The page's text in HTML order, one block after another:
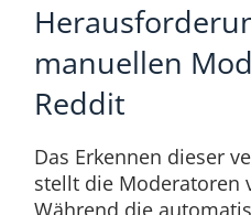
manuellen
Reddit
Das Erkennen dieser
stellt die Moderatoren